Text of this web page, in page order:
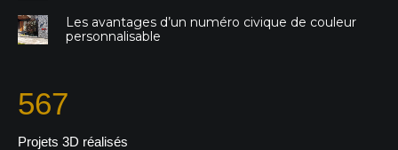
Les avantages d’un numéro civique de couleur
personnalisable
567
Projets 3D réalisés